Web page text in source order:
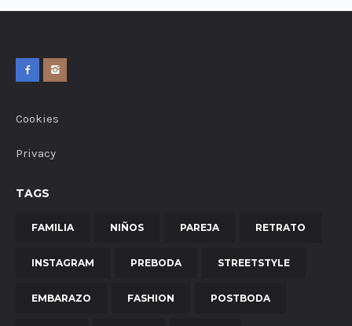
Cookies
Privacy
TAGS
FAMILIA NIÑOS PAREJA RETRATO
INSTAGRAM PREBODA STREETSTYLE
EMBARAZO FASHION POSTBODA